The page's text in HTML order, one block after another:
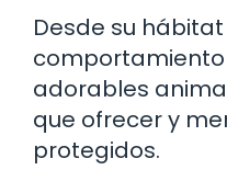
Desde su
comportamiento
adorables
que ofrecer y
protegidos.